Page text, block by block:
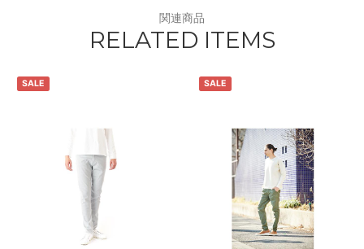
関連商品
RELATED ITEMS
SALE SALE